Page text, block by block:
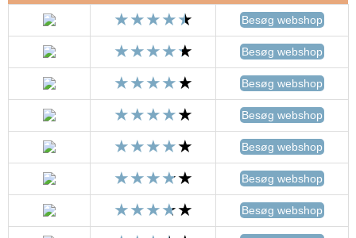
Besøg webshop
Besøg webshop
Besøg webshop
Besøg webshop
Besøg webshop
Besøg webshop
Besøg webshop